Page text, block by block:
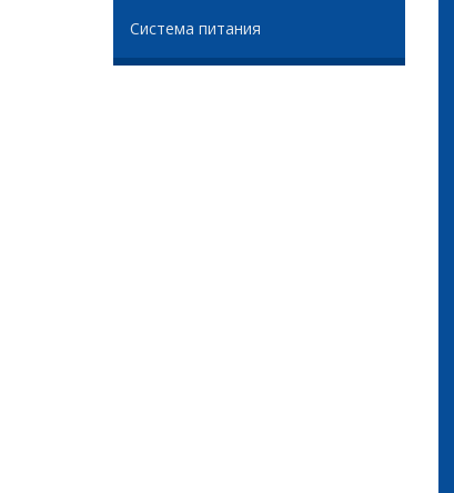
Система питания